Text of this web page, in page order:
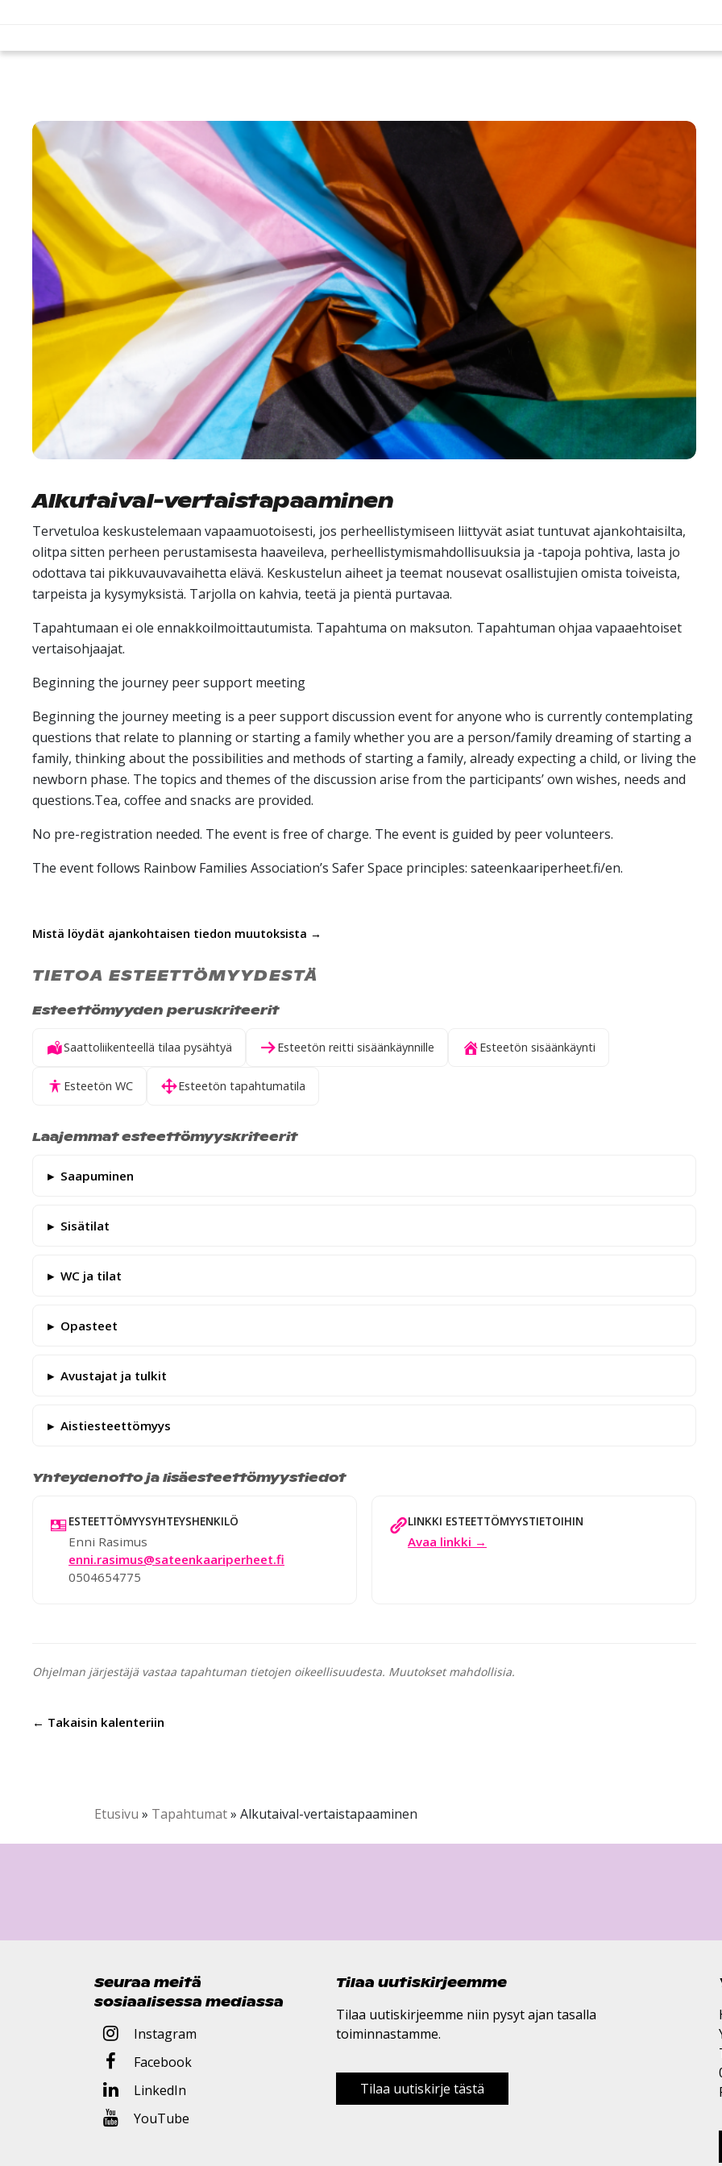
Alkutaival-vertaistapaaminen
Tervetuloa keskustelemaan vapaamuotoisesti, jos perheellistymiseen liittyvät asiat tuntuvat ajankohtaisilta,
olitpa sitten perheen perustamisesta haaveileva, perheellistymismahdollisuuksia ja -tapoja pohtiva, lasta jo
odottava tai pikkuvauvavaihetta elävä. Keskustelun aiheet ja teemat nousevat osallistujien omista toiveista,
tarpeista ja kysymyksistä. Tarjolla on kahvia, teetä ja pientä purtavaa.
Tapahtumaan ei ole ennakkoilmoittautumista. Tapahtuma on maksuton. Tapahtuman ohjaa vapaaehtoiset
vertaisohjaajat.
Beginning the journey peer support meeting
Beginning the journey meeting is a peer support discussion event for anyone who is currently contemplating
questions that relate to planning or starting a family whether you are a person/family dreaming of starting a
family, thinking about the possibilities and methods of starting a family, already expecting a child, or living the
newborn phase. The topics and themes of the discussion arise from the participants’ own wishes, needs and
questions.Tea, coffee and snacks are provided.
No pre-registration needed. The event is free of charge. The event is guided by peer volunteers.
The event follows Rainbow Families Association’s Safer Space principles: sateenkaariperheet.fi/en.
Mistä löydät ajankohtaisen tiedon muutoksista →
TIETOA ESTEETTÖMYYDESTÄ
Esteettömyyden peruskriteerit
Saattoliikenteellä tilaa pysähtyä Esteetön reitti sisäänkäynnille Esteetön sisäänkäynti
Esteetön WC Esteetön tapahtumatila
Laajemmat esteettömyyskriteerit
Saapuminen
Sisätilat
WC ja tilat
Opasteet
Avustajat ja tulkit
Aistiesteettömyys
Yhteydenotto ja lisäesteettömyystiedot
ESTEETTÖMYYSYHTEYSHENKILÖ
Enni Rasimus
enni.rasimus@sateenkaariperheet.fi
0504654775
LINKKI ESTEETTÖMYYSTIETOIHIN
Avaa linkki →
Ohjelman järjestäjä vastaa tapahtuman tietojen oikeellisuudesta. Muutokset mahdollisia.
← Takaisin kalenteriin
Etusivu » Tapahtumat» Alkutaival-vertaistapaaminen
Seuraa meitä
sosiaalisessa mediassa
Instagram
Facebook
LinkedIn
YouTube
Tilaa uutiskirjeemme
Tilaa uutiskirjeemme niin pysyt ajan tasalla
toiminnastamme.
Tilaa uutiskirje tästä